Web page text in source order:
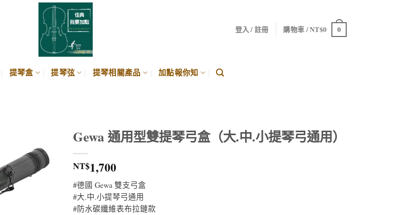
登入 / 註冊 購物車 /NT$0 0
提琴盒 提琴弦 提琴相關產品 加點報你知
Gewa 通用型雙提琴弓盒（大.中.小提琴弓通用）
NT$1,700
#德國 Gewa 雙支弓盒
#大.中.小提琴弓通用
#防水碳纖維表布拉鏈款